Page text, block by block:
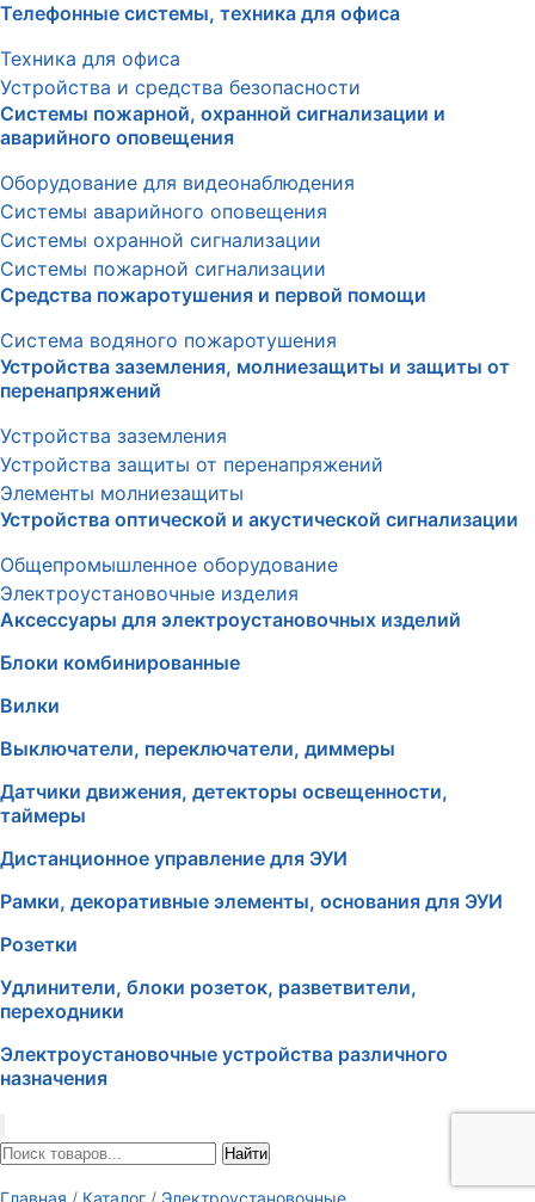
Телефонные системы, техника для офиса
Техника для офиса
Устройства и средства безопасности
Системы пожарной, охранной сигнализации и
аварийного оповещения
Оборудование для видеонаблюдения
Системы аварийного оповещения
Системы охранной сигнализации
Системы пожарной сигнализации
Средства пожаротушения и первой помощи
Система водяного пожаротушения
Устройства заземления, молниезащиты и защиты от
перенапряжений
Устройства заземления
Устройства защиты от перенапряжений
Элементы молниезащиты
Устройства оптической и акустической сигнализации
Общепромышленное оборудование
Электроустановочные изделия
Аксессуары для электроустановочных изделий
Блоки комбинированные
Вилки
Выключатели, переключатели, диммеры
Датчики движения, детекторы освещенности,
таймеры
Дистанционное управление для ЭУИ
Рамки, декоративные элементы, основания для ЭУИ
Розетки
Удлинители, блоки розеток, разветвители,
переходники
Электроустановочные устройства различного
назначения
Найти
Главная / Каталог / Электроустановочные